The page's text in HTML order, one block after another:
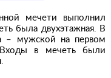
мечети выполнил
была двухэтажная. В
– мужской на первом
в мечеть были